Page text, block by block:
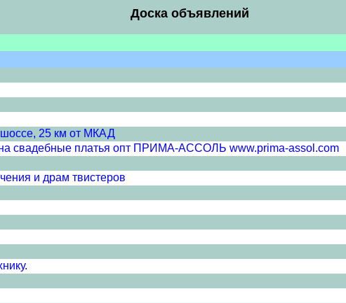
Доска объявлений
шоссе, 25 км от МКАД
свадебные платья опт ПРИМА-АССОЛЬ www.prima-assol.com
и драм твистеров